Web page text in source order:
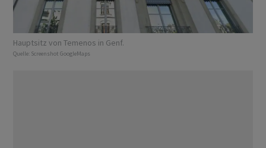
Hauptsitz von Temenos in Genf.
Quelle: Screenshot GoogleMaps